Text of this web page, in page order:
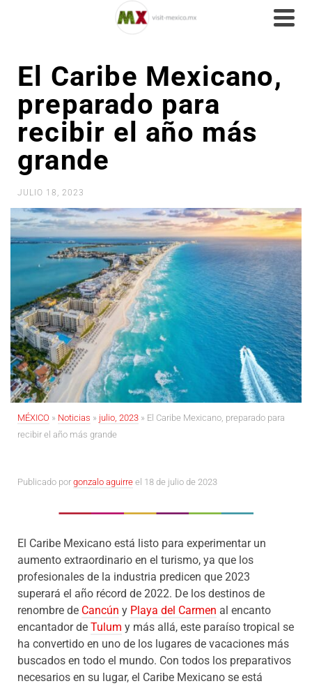
El Caribe Mexicano,
preparado para
recibir el año más
grande
JULIO 18, 2023
MÉXICO » Noticias » julio, 2023 » El Caribe Mexicano, preparado para
recibir el año más grande
Publicado por gonzalo aguirre el 18 de julio de 2023
El Caribe Mexicano está listo para experimentar un
aumento extraordinario en el turismo, ya que los
profesionales de la industria predicen que 2023
superará el año récord de 2022. De los destinos de
renombre de Cancún y Playa del Carmen al encanto
encantador de Tulum y más allá, este paraíso tropical se
ha convertido en uno de los lugares de vacaciones más
buscados en todo el mundo. Con todos los preparativos
necesarios en su lugar, el Caribe Mexicano se está